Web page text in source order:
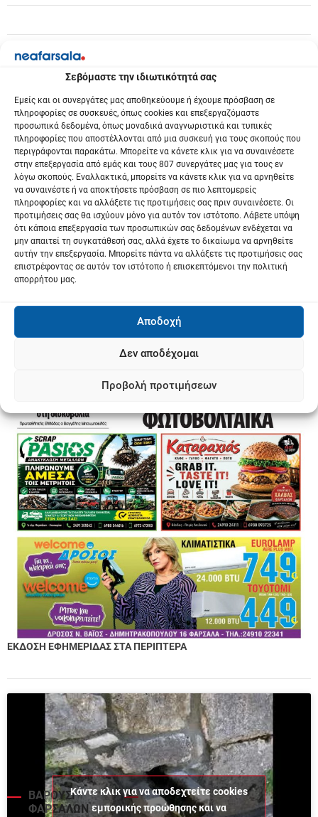
Σεβόμαστε την ιδιωτικότητά σας
Εμείς και οι συνεργάτες μας αποθηκεύουμε ή έχουμε πρόσβαση σε
πληροφορίες σε συσκευές, όπως cookies και επεξεργαζόμαστε
προσωπικά δεδομένα, όπως μοναδικά αναγνωριστικά και τυπικές
πληροφορίες που αποστέλλονται από μια συσκευή για τους σκοπούς που
περιγράφονται παρακάτω. Μπορείτε να κάνετε κλικ για να συναινέσετε
στην επεξεργασία από εμάς και τους 807 συνεργάτες μας για τους εν
λόγω σκοπούς. Εναλλακτικά, μπορείτε να κάνετε κλικ για να αρνηθείτε
να συναινέστε ή να αποκτήσετε πρόσβαση σε πιο λεπτομερείς
πληροφορίες και να αλλάξετε τις προτιμήσεις σας πριν συναινέσετε. Οι
προτιμήσεις σας θα ισχύουν μόνο για αυτόν τον ιστότοπο. Λάβετε υπόψη
ότι κάποια επεξεργασία των προσωπικών σας δεδομένων ενδέχεται να
μην απαιτεί τη συγκατάθεσή σας, αλλά έχετε το δικαίωμα να αρνηθείτε
αυτήν την επεξεργασία. Μπορείτε πάντα να αλλάξετε τις προτιμήσεις σας
επιστρέφοντας σε αυτόν τον ιστότοπο ή επισκεπτόμενοι την πολιτική
απορρήτου μας.
Αποδοχή
Δεν αποδέχομαι
Προβολή προτιμήσεων
ΕΚΔΟΣΗ ΕΦΗΜΕΡΙΔΑΣ ΣΤΑ ΠΕΡΙΠΤΕΡΑ
ΒΑΡΟΥΣΙ
ΦΑΡΣΑΛΩΝ
Κάντε κλικ για να αποδεχτείτε cookies
εμπορικής προώθησης και να